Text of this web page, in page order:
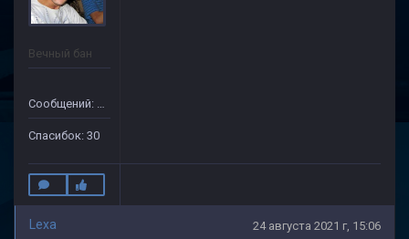
Вечный бан
Сообщений: 133
Спасибок: 30
Lexa 24 августа 2021 г, 15:06